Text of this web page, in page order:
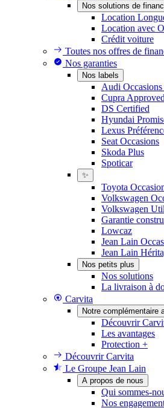
Nos solutions de
Location
Location avec
Crédit voiture
Toutes nos offres de
Nos garanties
Nos labels
Audi Occasions
Cupra Approved
DS Certified
Hyundai
Lexus
Seat Occasions
Skoda Plus
Spoticar
✨
Toyota
Volkswagen
Volkswagen
Garantie
Lowcaz
Jean Lain
Jean Lain
Nos petits plus
Nos solutions
La livraison à
Carvita
Notre complémentaire
Découvrir
Les avantages
Protection +
Découvrir Carvita
Le Groupe Jean Lain
A propos de nous
Qui sommes-
Nos